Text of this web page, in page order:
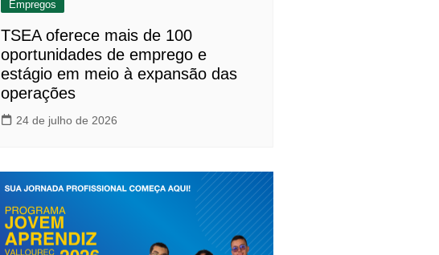
Empregos
TSEA oferece mais de 100
oportunidades de emprego e
estágio em meio à expansão das
operações
24 de julho de 2026